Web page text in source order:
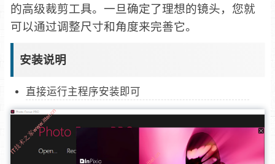
的高级裁剪工具。一旦确定了理想的镜头，您就
可以通过调整尺寸和角度来完善它。
安装说明
直接运行主程序安装即可